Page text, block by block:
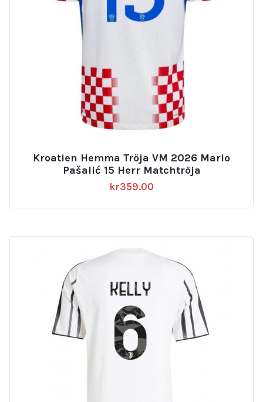
Kroatien Hemma Tröja VM 2026 Mario
Pašalić 15 Herr Matchtröja
kr359.00